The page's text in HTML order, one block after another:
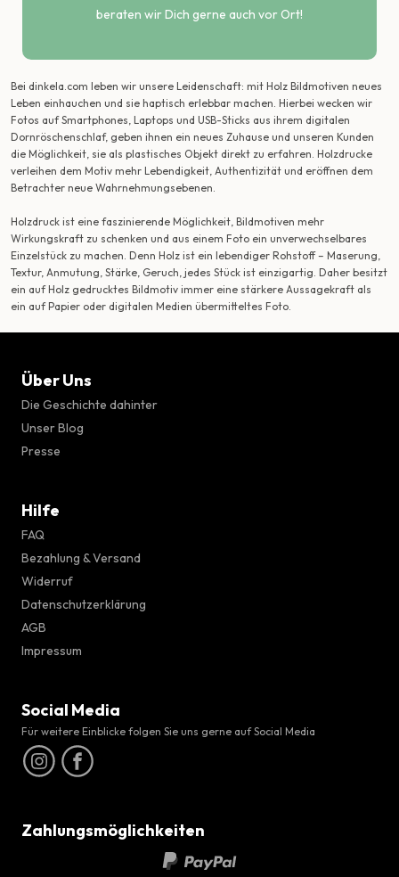
beraten wir Dich gerne auch vor Ort!
Bei dinkela.com leben wir unsere Leidenschaft: mit Holz Bildmotiven neues
Leben einhauchen und sie haptisch erlebbar machen. Hierbei wecken wir
Fotos auf Smartphones, Laptops und USB-Sticks aus ihrem digitalen
Dornröschenschlaf, geben ihnen ein neues Zuhause und unseren Kunden
die Möglichkeit, sie als plastisches Objekt direkt zu erfahren. Holzdrucke
verleihen dem Motiv mehr Lebendigkeit, Authentizität und eröffnen dem
Betrachter neue Wahrnehmungsebenen.
Holzdruck ist eine faszinierende Möglichkeit, Bildmotiven mehr
Wirkungskraft zu schenken und aus einem Foto ein unverwechselbares
Einzelstück zu machen. Denn Holz ist ein lebendiger Rohstoff – Maserung,
Textur, Anmutung, Stärke, Geruch, jedes Stück ist einzigartig. Daher besitzt
ein auf Holz gedrucktes Bildmotiv immer eine stärkere Aussagekraft als
ein auf Papier oder digitalen Medien übermitteltes Foto.
Über Uns
Die Geschichte dahinter
Unser Blog
Presse
Hilfe
FAQ
Bezahlung & Versand
Widerruf
Datenschutzerklärung
AGB
Impressum
Social Media
Für weitere Einblicke folgen Sie uns gerne auf Social Media
Zahlungsmöglichkeiten